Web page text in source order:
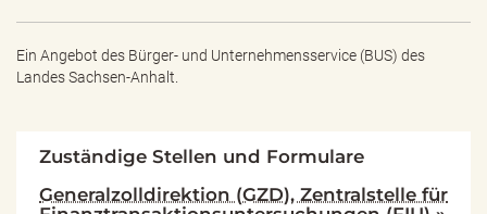
Ein Angebot des Bürger- und Unternehmensservice (BUS) des
Landes Sachsen-Anhalt.
Zuständige Stellen und Formulare
Generalzolldirektion (GZD), Zentralstelle für